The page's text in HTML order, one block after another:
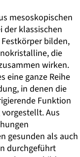
mesoskopischen
der klassischen
bilden,
die
wirken.
eine ganze Reihe
in denen die
Funktion
Aus
gesunden als auch
durchgeführt